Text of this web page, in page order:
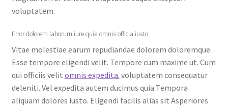
voluptatem.
Error dolorem laborum iure quia omnis officia iusto
Vitae molestiae earum repudiandae dolorem doloremque.
Esse tempore eligendi velit. Tempore cum maxime ut. Cum
qui officiis velit omnis expedita. voluptatem consequatur
deleniti. Vel expedita autem ducimus quia Tempora
aliquam dolores iusto. Eligendi facilis alias sit Asperiores